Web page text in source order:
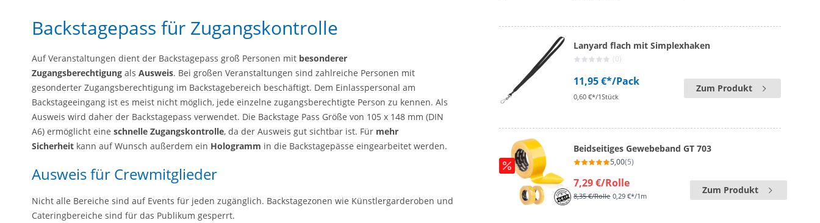
Backstagepass für Zugangskontrolle
Auf Veranstaltungen dient der Backstagepass groß Personen mit besonderer
Zugangsberechtigung als Ausweis. Bei großen Veranstaltungen sind zahlreiche Personen mit
gesonderter Zugangsberechtigung im Backstagebereich beschäftigt. Dem Einlasspersonal am
Backstageeingang ist es meist nicht möglich, jede einzelne zugangsberechtigte Person zu kennen. Als
Ausweis wird daher der Backstagepass verwendet. Die Backstage Pass Größe von 105 x 148 mm (DIN
A6) ermöglicht eine schnelle Zugangskontrolle, da der Ausweis gut sichtbar ist. Für mehr
Sicherheit kann auf Wunsch außerdem ein Hologramm in die Backstagepässe eingearbeitet werden.
Ausweis für Crewmitglieder
Nicht alle Bereiche sind auf Events für jeden zugänglich. Backstagezonen wie Künstlergarderoben und
Cateringbereiche sind für das Publikum gesperrt.
Lanyard flach mit Simplexhaken
(0)
11,95 €*/Pack
0,60 €*/1Stück
Zum Produkt
Beidseitiges Gewebeband GT 703
5,00(5)
7,29 €/Rolle
8,35 €/Rolle 0,29 €*/1m
Zum Produkt